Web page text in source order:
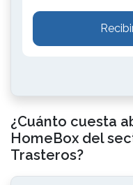
¿Cuánto cuesta
HomeBox del
Trasteros?